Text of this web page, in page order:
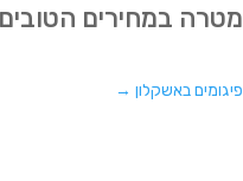
מטרה במחירים
פיגומים באשקלון →